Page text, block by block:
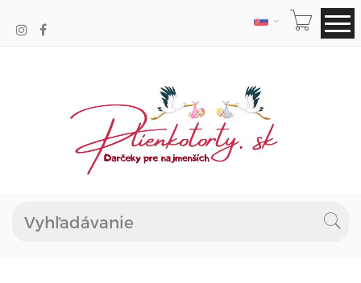
JAZYK